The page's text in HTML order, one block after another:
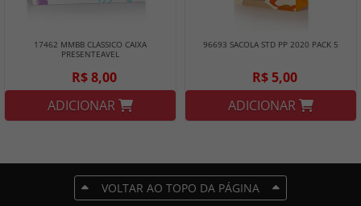
17462 MMBB CLASSICO CAIXA
PRESENTEAVEL
R$ 8,00
ADICIONAR
96693 SACOLA STD PP 2020 PACK 5
R$ 5,00
ADICIONAR
VOLTAR AO TOPO DA PÁGINA